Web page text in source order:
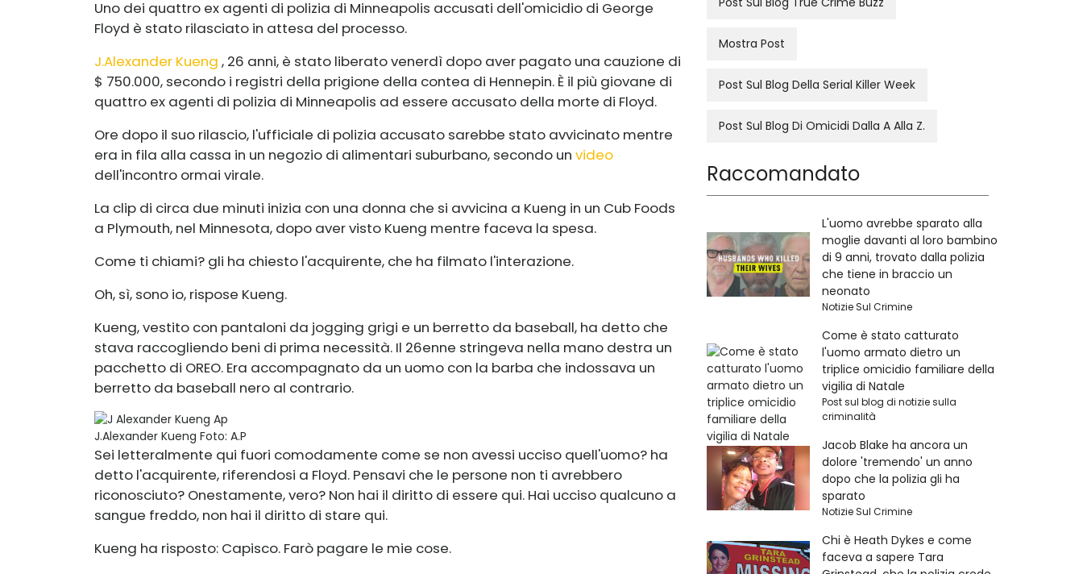
Uno dei quattro ex agenti di polizia di Minneapolis accusati dell'omicidio di George
Floyd è stato rilasciato in attesa del processo.
J.Alexander Kueng , 26 anni, è stato liberato venerdì dopo aver pagato una cauzione di
$ 750.000, secondo i registri della prigione della contea di Hennepin. È il più giovane di
quattro ex agenti di polizia di Minneapolis ad essere accusato della morte di Floyd.
Ore dopo il suo rilascio, l'ufficiale di polizia accusato sarebbe stato avvicinato mentre
era in fila alla cassa in un negozio di alimentari suburbano, secondo un video
dell'incontro ormai virale.
La clip di circa due minuti inizia con una donna che si avvicina a Kueng in un Cub Foods
a Plymouth, nel Minnesota, dopo aver visto Kueng mentre faceva la spesa.
Come ti chiami? gli ha chiesto l'acquirente, che ha filmato l'interazione.
Oh, sì, sono io, rispose Kueng.
Kueng, vestito con pantaloni da jogging grigi e un berretto da baseball, ha detto che
stava raccogliendo beni di prima necessità. Il 26enne stringeva nella mano destra un
pacchetto di OREO. Era accompagnato da un uomo con la barba che indossava un
berretto da baseball nero al contrario.
J.Alexander Kueng Foto: A.P
Sei letteralmente qui fuori comodamente come se non avessi ucciso quell'uomo? ha
detto l'acquirente, riferendosi a Floyd. Pensavi che le persone non ti avrebbero
riconosciuto? Onestamente, vero? Non hai il diritto di essere qui. Hai ucciso qualcuno a
sangue freddo, non hai il diritto di stare qui.
Kueng ha risposto: Capisco. Farò pagare le mie cose.
Mostra Post
Post Sul Blog Della Serial Killer Week
Post Sul Blog Di Omicidi Dalla A Alla Z.
Raccomandato
L'uomo avrebbe sparato alla
moglie davanti al loro bambino
di 9 anni, trovato dalla polizia
che tiene in braccio un
neonato
Notizie Sul Crimine
Come è stato catturato
l'uomo armato dietro un
triplice omicidio familiare della
vigilia di Natale
Post sul blog di notizie sulla
criminalità
Jacob Blake ha ancora un
dolore 'tremendo' un anno
dopo che la polizia gli ha
sparato
Notizie Sul Crimine
Chi è Heath Dykes e come
faceva a sapere Tara